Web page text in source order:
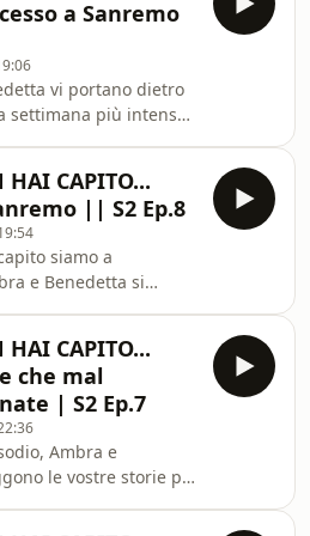
quelli talmente
aneddoti da
amiche per anni. Dagli
ti versano nemmeno
a quelli che
al centesimo, da chi
a Sanremo
vi portano dietro
settimana più intensa
momenti “ma perché
Dalle gaffe davanti
fino a suonare
questa volta
niente.Ma se
tutto effortless, è solo
a salvarle
CAPITO...
|| S2 Ep.8
siamo a
e Benedetta si
pronostici sui
commenti a caldo
o meno sensate) per il
le due si raccontano
da perfetti opposti.C’è
nei minimi dettagli
sentimento. Tra
CAPITO...
che mal
| S2 Ep.7
Ambra e
le vostre storie più